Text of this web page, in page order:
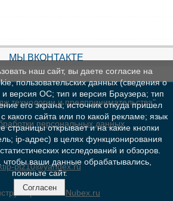
МЫ ВКОНТАКТЕ
технологии и предпринимательства"
персональных данных
ptz10@yandex.ru
сайтов Nubex.ru
наш сайт, вы даете согласие на
пользовательских данных (сведения о
версия ОС; тип и версия Браузера; тип
его экрана; источник откуда пришел
какого сайта или по какой рекламе; язык
страницы открывает и на какие кнопки
ip-адрес) в целях функционирования
исследований и обзоров.
чтобы ваши данные обрабатывались,
покиньте сайт.
Согласен